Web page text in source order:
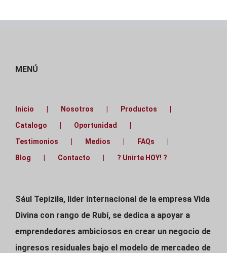
MENÚ
Inicio Nosotros
Productos
Catalogo
Oportunidad
Testimonios
Medios
FAQs
Blog
Contacto ? Unirte HOY! ?
Sául Tepizila, lider internacional de la empresa Vida
Divina con rango de Rubí, se dedica a apoyar a
emprendedores ambiciosos en crear un negocio de
ingresos residuales bajo el modelo de mercadeo de